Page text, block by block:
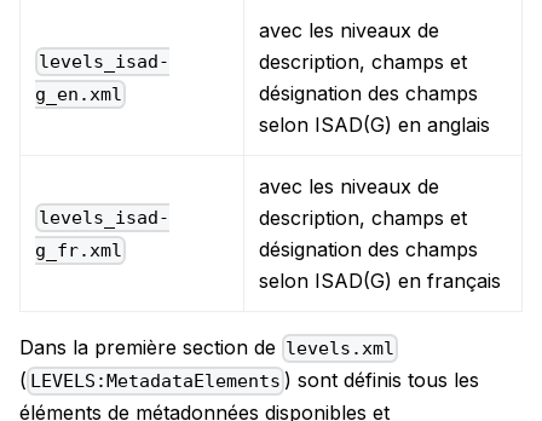
levels_isad-
g_en.xml
avec les niveaux de
description, champs et
désignation des champs
selon ISAD(G) en anglais
levels_isad-
g_fr.xml
avec les niveaux de
description, champs et
désignation des champs
selon ISAD(G) en français
Dans la première section de levels.xml
( LEVELS:MetadataElements ) sont définis tous les
éléments de métadonnées disponibles et